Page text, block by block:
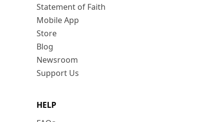
Statement of Faith
Mobile App
Store
Blog
Newsroom
Support Us
HELP